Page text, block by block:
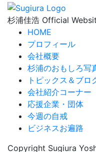
杉浦佳浩 Official
HOME
プロフィール
会社概要
杉浦のおもしろ写
トピックス＆ブロ
会社紹介コーナー
応援企業・団体
今週の自戒
ビジネスお遍路
Copyright Sugiura